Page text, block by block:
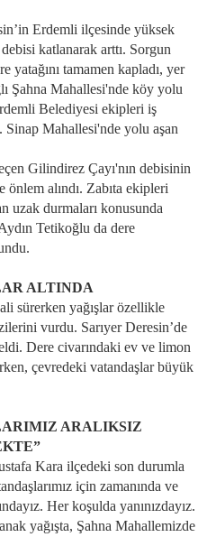
Erdemli ilçesinde yüksek
katlanarak arttı. Sorgun
yatağını tamamen kapladı, yer
Şahna Mahallesi'nde köy yolu
Belediyesi ekipleri iş
Sinap Mahallesi'nde yolu aşan
Gilindirez Çayı'nın debisinin
alındı. Zabıta ekipleri
uzak durmaları konusunda
Tetikoğlu da dere
ALTINDA
sürerken yağışlar özellikle
vurdu. Sarıyer Deresin’de
Dere civarındaki ev ve limon
çevredeki vatandaşlar büyük
ARALIKSIZ
Kara ilçedeki son durumla
için zamanında ve
Her koşulda yanınızdayız.
yağışta, Şahna Mahallemizde